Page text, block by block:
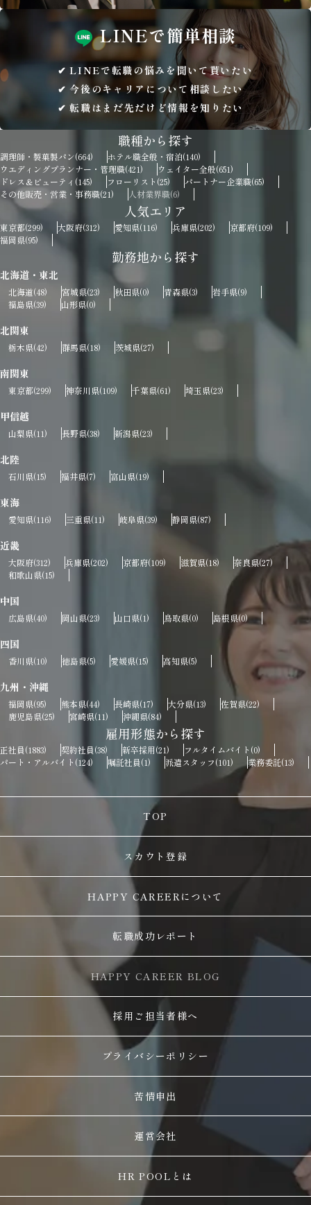
LINEで簡単相談
LINEで転職の悩みを聞いて貰いたい
今後のキャリアについて相談したい
転職はまだ先だけど情報を知りたい
職種から探す
調理師・製菓製パン(664) ホテル職全般・宿泊(140)
ウエディングプランナー・管理職(421) ウェイター全般(651)
ドレス＆ビューティ (145) フローリスト (25) パートナー企業職(65)
その他販売・営業・事務職(21) 人材業界職(6)
人気エリア
東京都(299) 大阪府(312) 愛知県(116) 兵庫県(202) 京都府(109)
福岡県(95)
勤務地から探す
北海道・東北
北海道(48) 宮城県(23) 秋田県(0) 青森県(3) 岩手県(9)
福島県(39) 山形県(0)
北関東
栃木県(42) 群馬県(18) 茨城県(27)
南関東
東京都(299) 神奈川県(109) 千葉県(61) 埼玉県(23)
甲信越
山梨県(11) 長野県(38) 新潟県(23)
北陸
石川県(15) 福井県(7) 富山県(19)
東海
愛知県(116) 三重県(11) 岐阜県(39) 静岡県(87)
近畿
大阪府(312) 兵庫県(202) 京都府(109) 滋賀県(18) 奈良県(27)
和歌山県(15)
中国
広島県(40) 岡山県(23) 山口県(1) 鳥取県(0) 島根県(0)
四国
香川県(10) 徳島県(5) 愛媛県(15) 高知県(5)
九州・沖縄
福岡県(95) 熊本県(44) 長崎県(17) 大分県(13) 佐賀県(22)
鹿児島県(25) 宮崎県(11) 沖縄県(84)
雇用形態から探す
正社員(1883) 契約社員(38) 新卒採用(21) フルタイムバイト (0)
パート・アルバイト (124) 嘱託社員(1) 派遣スタッフ(101) 業務委託(13)
TOP
スカウト登録
HAPPY CAREERについて
転職成功レポート
HAPPY CAREER BLOG
採用ご担当者様へ
プライバシーポリシー
苦情申出
運営会社
HR POOLとは